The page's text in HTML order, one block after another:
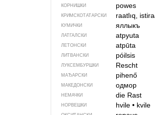
КОРНИШКИ powes
КРИМСКОТАТАРСКИ raatlıq,
КУМИЧКИ яллыкъ
ЛАТГАЛСКИ atpyuta
ЛЕТОНСКИ atpūta
ЛИТВАНСКИ póilsis
ЛУКСЕМБУРШКИ Rescht
МАЂАРСКИ pihenő
МАКЕДОНСКИ одмор
НЕМАЧКИ die Rast
НОРВЕШКИ hvile •kvile